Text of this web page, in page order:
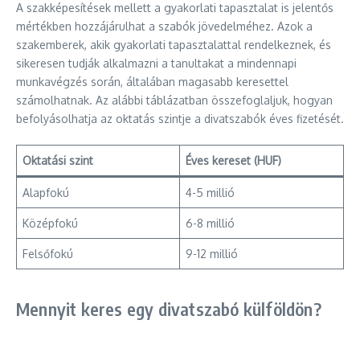
A szakképesítések mellett a gyakorlati tapasztalat is jelentős
mértékben hozzájárulhat a szabók jövedelméhez. Azok a
szakemberek, akik gyakorlati tapasztalattal rendelkeznek, és
sikeresen tudják alkalmazni a tanultakat a mindennapi
munkavégzés során, általában magasabb keresettel
számolhatnak. Az alábbi táblázatban összefoglaljuk, hogyan
befolyásolhatja az oktatás szintje a divatszabók éves fizetését.
Oktatási szint Éves kereset (HUF)
Alapfokú 4-5 millió
Középfokú 6-8 millió
Felsőfokú 9-12 millió
Mennyit keres egy divatszabó külföldön?